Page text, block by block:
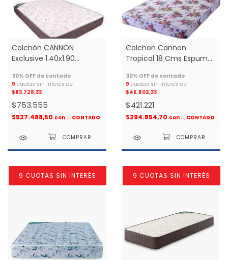
Colchón CANNON
Exclusive 1.40x1.90
plazas *
9 cuotas sin interés de
$83.728,33
$753.555
$527.488,50 con ... CONTADO
Colchon Cannon
Tropical 18 Cms Espuma
9 cuotas sin interés de
$46.802,33
$421.221
$294.854,70 con ... CONTADO
9 CUOTAS SIN INTERÉS 9 CUOTAS SIN INTERÉS